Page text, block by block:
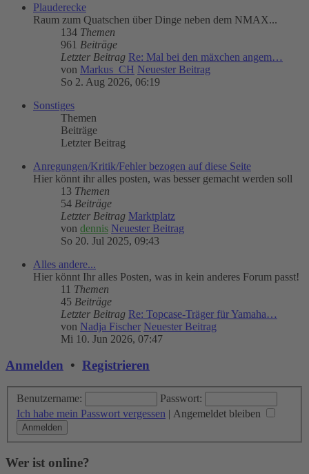
Plauderecke
Raum zum Quatschen über Dinge neben dem NMAX...
134 Themen
961 Beiträge
Letzter Beitrag Re: Mal bei den mäxchen angem…
von Markus_CH Neuester Beitrag
So 2. Aug 2026, 06:19
Sonstiges
Themen
Beiträge
Letzter Beitrag
Anregungen/Kritik/Fehler bezogen auf diese Seite
Hier könnt ihr alles posten, was besser gemacht werden soll
13 Themen
54 Beiträge
Letzter Beitrag Marktplatz
von dennis Neuester Beitrag
So 20. Jul 2025, 09:43
Alles andere...
Hier könnt Ihr alles Posten, was in kein anderes Forum passt!
11 Themen
45 Beiträge
Letzter Beitrag Re: Topcase-Träger für Yamaha…
von Nadja Fischer Neuester Beitrag
Mi 10. Jun 2026, 07:47
Anmelden • Registrieren
Benutzername:
Passwort:
Ich habe mein Passwort vergessen | Angemeldet bleiben
Wer ist online?